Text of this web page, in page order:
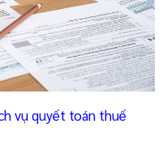
vụ quyết toán thuế